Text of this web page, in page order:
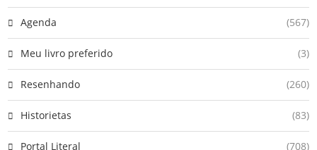
Agenda (567)
Meu livro preferido (3)
Resenhando (260)
Historietas (83)
Portal Literal (708)